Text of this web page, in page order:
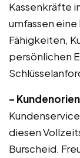
Kassenkräfte
umfassen
Fähigkeiten,
persönlichen
–
diesen
Burscheid.